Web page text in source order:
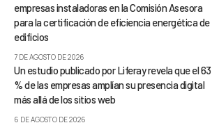
empresas instaladoras en la Comisión Asesora
para la certificación de eficiencia energética de
edificios
7 DE AGOSTO DE 2026
Un estudio publicado por Liferay revela que el 63
% de las empresas amplían su presencia digital
más allá de los sitios web
6 DE AGOSTO DE 2026